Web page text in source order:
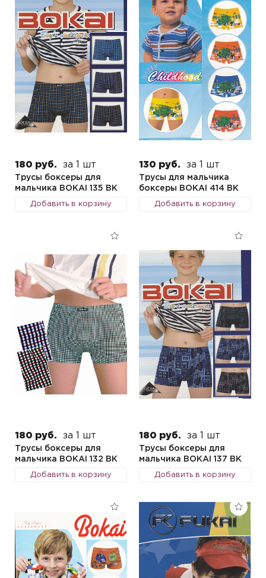
180 руб. за 1 шт
Трусы боксеры для
мальчика BOKAI 135 BK
Добавить в корзину
130 руб. за 1 шт
Трусы для мальчика
боксеры BOKAI 414 BK
Добавить в корзину
180 руб. за 1 шт
Трусы боксеры для
мальчика BOKAI 132 BK
Добавить в корзину
180 руб. за 1 шт
Трусы боксеры для
мальчика BOKAI 137 BK
Добавить в корзину